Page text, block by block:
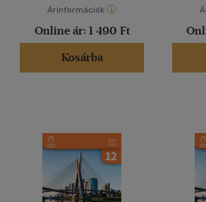
Árinformációk
Online ár: 1 490 Ft
Kosárba